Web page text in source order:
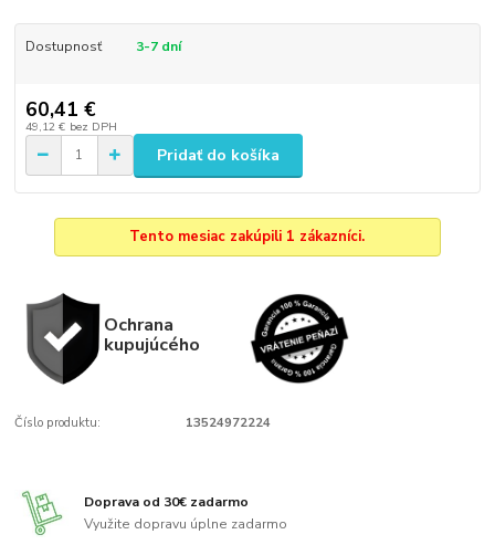
Dostupnosť 3-7 dní
60,41 €
49,12 € bez DPH
Pridať do košíka
Tento mesiac zakúpili 1 zákazníci.
Ochrana
kupujúcého
Číslo produktu: 13524972224
Doprava od 30€ zadarmo
Využite dopravu úplne zadarmo